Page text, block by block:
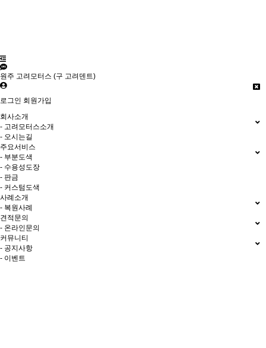
원주 고려모터스 (구 고려덴트)
로그인 회원가입
회사소개
- 고려모터스소개
- 오시는길
주요서비스
- 부분도색
- 수용성도장
- 판금
- 커스텀도색
사례소개
- 복원사례
견적문의
- 온라인문의
커뮤니티
- 공지사항
- 이벤트